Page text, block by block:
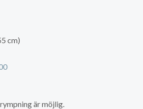
cm)
är möjlig.